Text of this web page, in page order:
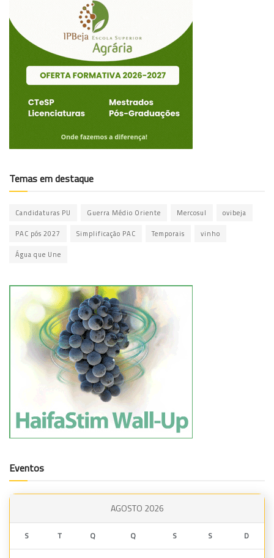
Temas em destaque
Candidaturas PU Guerra Médio Oriente Mercosul ovibeja
PAC pós 2027 Simplificação PAC Temporais vinho
Água que Une
Eventos
AGOSTO 2026
S T Q Q S S D